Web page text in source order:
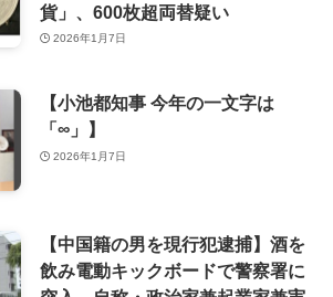
貨」、600枚超両替疑い
2026年1月7日
【小池都知事 今年の一文字は
「∞」】
2026年1月7日
【中国籍の男を現行犯逮捕】酒を
飲み電動キックボードで警察署に